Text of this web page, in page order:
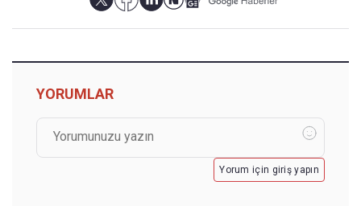
YORUMLAR
Yorum için giriş yapın